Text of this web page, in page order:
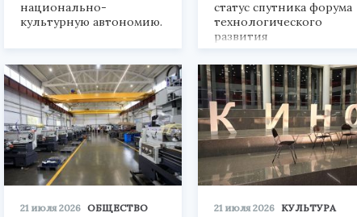
национально-
культурную автономию.
статус спутника форума
технологического
развития
«Технопром-2026».
21 июля 2026 ОБЩЕСТВО 21 июля 2026 КУЛЬТУРА